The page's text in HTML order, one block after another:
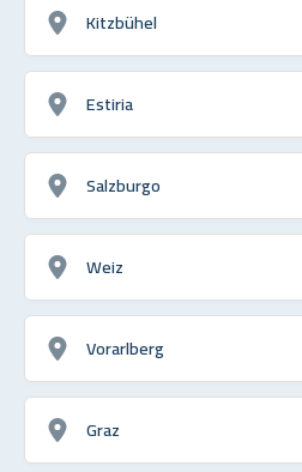
Kitzbühel
Estiria
Salzburgo
Weiz
Vorarlberg
Graz